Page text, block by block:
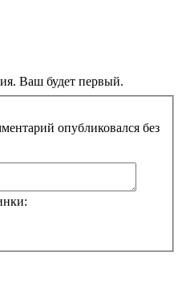
Ваш будет первый.
опубликовался без